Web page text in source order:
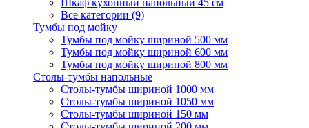
Шкаф кухонный напольный 45 см
Все категории (9)
Тумбы под мойку
Тумбы под мойку шириной 500 мм
Тумбы под мойку шириной 600 мм
Тумбы под мойку шириной 800 мм
Столы-тумбы напольные
Столы-тумбы шириной 1000 мм
Столы-тумбы шириной 1050 мм
Столы-тумбы шириной 150 мм